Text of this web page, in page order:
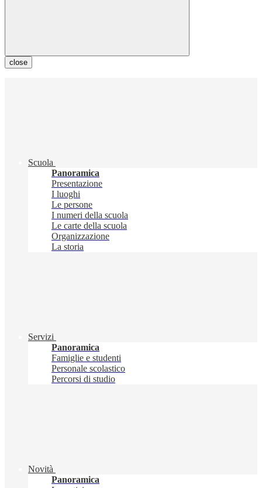
close
Scuola
Panoramica
Presentazione
I luoghi
Le persone
I numeri della scuola
Le carte della scuola
Organizzazione
La storia
Servizi
Panoramica
Famiglie e studenti
Personale scolastico
Percorsi di studio
Novità
Panoramica